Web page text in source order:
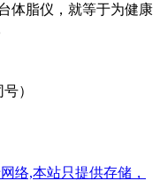
体脂仪，就等于为健康
）
络,本站只提供存储，